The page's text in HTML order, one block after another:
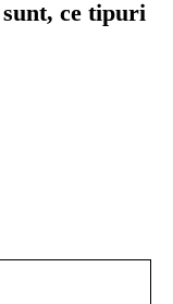
ce tipuri